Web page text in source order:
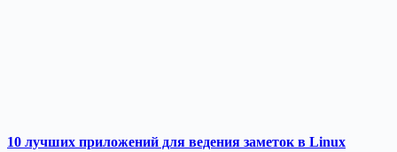
10 лучших приложений для ведения заметок в Linux